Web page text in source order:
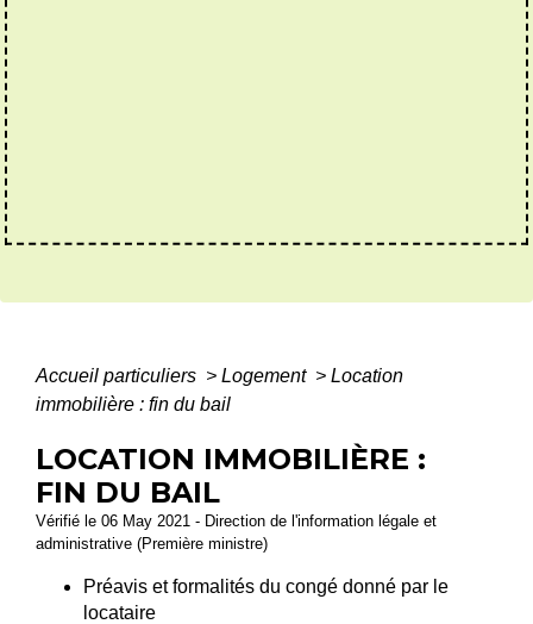
Accueil particuliers > Logement > Location
immobilière : fin du bail
LOCATION IMMOBILIÈRE :
FIN DU BAIL
Vérifié le 06 May 2021 - Direction de l'information légale et
administrative (Première ministre)
Préavis et formalités du congé donné par le
locataire